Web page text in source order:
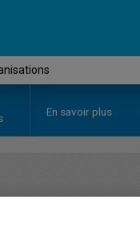
En savoir plus
défis